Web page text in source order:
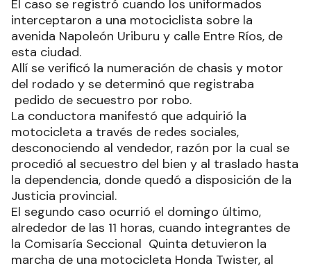
El caso se registró cuando los uniformados
interceptaron a una motociclista sobre la
avenida Napoleón Uriburu y calle Entre Ríos, de
esta ciudad.
Allí se verificó la numeración de chasis y motor
del rodado y se determinó que registraba
pedido de secuestro por robo.
La conductora manifestó que adquirió la
motocicleta a través de redes sociales,
desconociendo al vendedor, razón por la cual se
procedió al secuestro del bien y al traslado hasta
la dependencia, donde quedó a disposición de la
Justicia provincial.
El segundo caso ocurrió el domingo último,
alrededor de las 11 horas, cuando integrantes de
la Comisaría Seccional Quinta detuvieron la
marcha de una motocicleta Honda Twister, al